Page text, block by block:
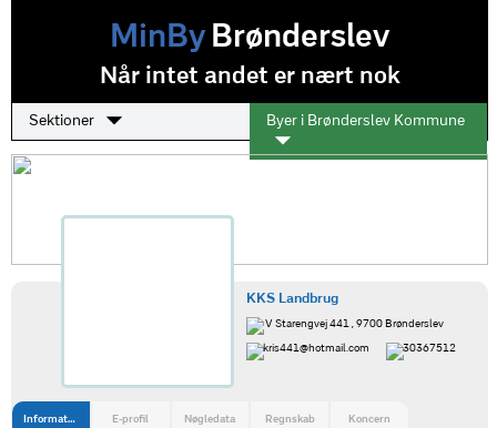
MinByBrønderslev
Når intet andet er nært nok
Sektioner Byer i Brønderslev Kommune
KKS Landbrug
V Starengvej 441 , 9700 Brønderslev
kris441@hotmail.com
30367512
Information E-profil Nøgledata Regnskab Koncern